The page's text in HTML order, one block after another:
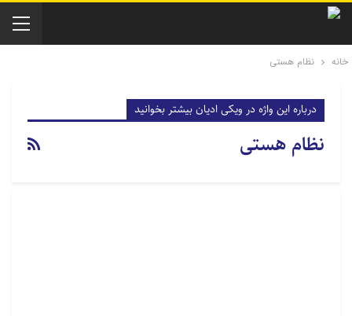
خانه نظام هستی
درباره این واژه در ویکی ادیان بیشتر بخوانید
نظام هستی